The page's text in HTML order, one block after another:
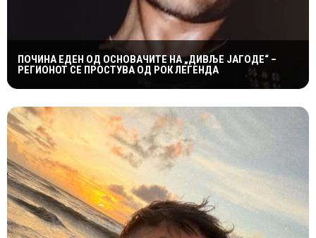
ПОЧИНА ЕДЕН ОД ОСНОВАЧИТЕ НА „ДИВЉЕ ЈАГОДЕ“ –
РЕГИОНОТ СЕ ПРОСТУВА ОД РОК ЛЕГЕНДА